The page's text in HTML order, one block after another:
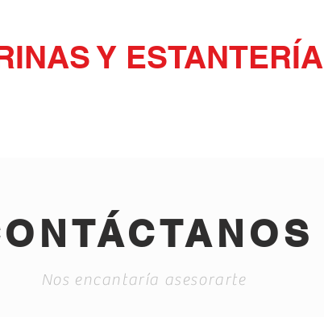
Y
Nos encantaría asesorarte